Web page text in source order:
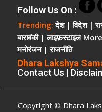
Follow Us On :
Trending: देश|विदेश|
बाराबंकी|लाइफ़स्टाइल
मनोरंजन|राजनीति
Dhara Lakshya
Contact Us |
Copyright © Dhara